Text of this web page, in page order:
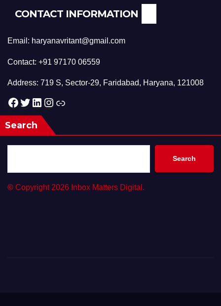
CONTACT INFORMATION
Email: haryanavritant@gmail.com
Contact: +91 97170 06559
Address: 719 S, Sector-29, Faridabad, Haryana, 121008
Facebook Twitter LinkedIn Instagram Link
Search
Search
© Copyright 2026 Inbox Matters Digital.